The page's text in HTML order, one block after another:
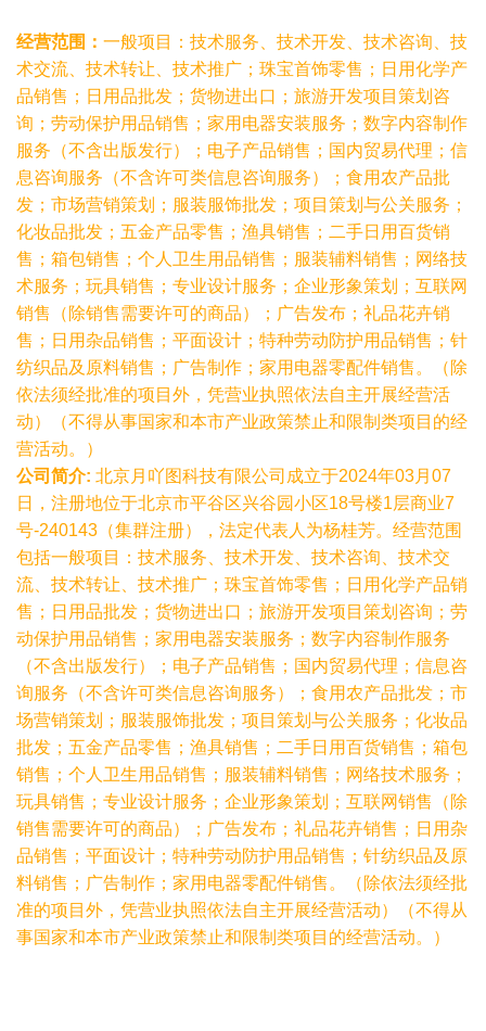
经营范围： 一般项目：技术服务、技术开发、技术咨询、技
术交流、技术转让、技术推广；珠宝首饰零售；日用化学产
品销售；日用品批发；货物进出口；旅游开发项目策划咨
询；劳动保护用品销售；家用电器安装服务；数字内容制作
服务（不含出版发行）；电子产品销售；国内贸易代理；信
息咨询服务（不含许可类信息咨询服务）；食用农产品批
发；市场营销策划；服装服饰批发；项目策划与公关服务；
化妆品批发；五金产品零售；渔具销售；二手日用百货销
售；箱包销售；个人卫生用品销售；服装辅料销售；网络技
术服务；玩具销售；专业设计服务；企业形象策划；互联网
销售（除销售需要许可的商品）；广告发布；礼品花卉销
售；日用杂品销售；平面设计；特种劳动防护用品销售；针
纺织品及原料销售；广告制作；家用电器零配件销售。（除
依法须经批准的项目外，凭营业执照依法自主开展经营活
动）（不得从事国家和本市产业政策禁止和限制类项目的经
营活动。）
公司简介: 北京月吖图科技有限公司成立于2024年03月07
日，注册地位于北京市平谷区兴谷园小区18号楼1层商业7
号-240143（集群注册），法定代表人为杨桂芳。经营范围
包括一般项目：技术服务、技术开发、技术咨询、技术交
流、技术转让、技术推广；珠宝首饰零售；日用化学产品销
售；日用品批发；货物进出口；旅游开发项目策划咨询；劳
动保护用品销售；家用电器安装服务；数字内容制作服务
（不含出版发行）；电子产品销售；国内贸易代理；信息咨
询服务（不含许可类信息咨询服务）；食用农产品批发；市
场营销策划；服装服饰批发；项目策划与公关服务；化妆品
批发；五金产品零售；渔具销售；二手日用百货销售；箱包
销售；个人卫生用品销售；服装辅料销售；网络技术服务；
玩具销售；专业设计服务；企业形象策划；互联网销售（除
销售需要许可的商品）；广告发布；礼品花卉销售；日用杂
品销售；平面设计；特种劳动防护用品销售；针纺织品及原
料销售；广告制作；家用电器零配件销售。（除依法须经批
准的项目外，凭营业执照依法自主开展经营活动）（不得从
事国家和本市产业政策禁止和限制类项目的经营活动。）